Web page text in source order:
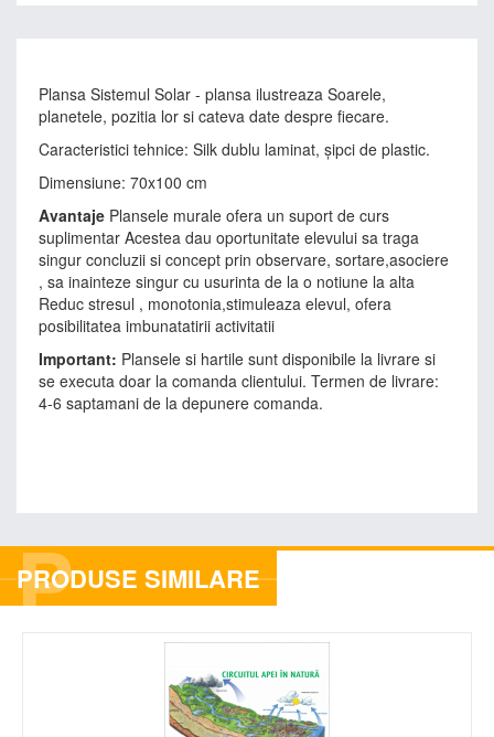
Plansa Sistemul Solar - plansa ilustreaza Soarele,
planetele, pozitia lor si cateva date despre fiecare.
Caracteristici tehnice: Silk dublu laminat, şipci de plastic.
Dimensiune: 70x100 cm
Avantaje Plansele murale ofera un suport de curs
suplimentar Acestea dau oportunitate elevului sa traga
singur concluzii si concept prin observare, sortare,asociere
, sa inainteze singur cu usurinta de la o notiune la alta
Reduc stresul , monotonia,stimuleaza elevul, ofera
posibilitatea imbunatatirii activitatii
Important: Plansele si hartile sunt disponibile la livrare si
se executa doar la comanda clientului. Termen de livrare:
4-6 saptamani de la depunere comanda.
P
PRODUSE SIMILARE